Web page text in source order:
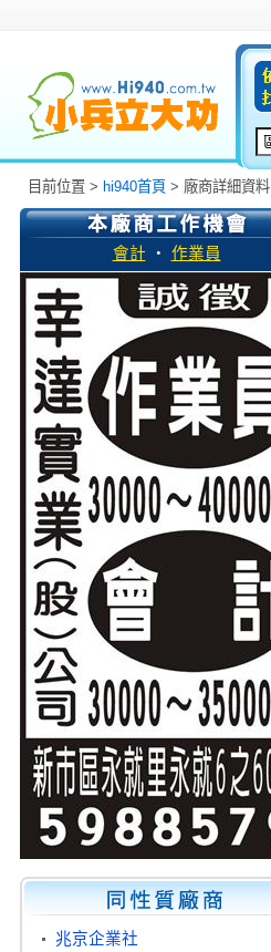
目前位置 > hi940首頁 > 廠商詳細資料
會計 ‧ 作業員
兆京企業社